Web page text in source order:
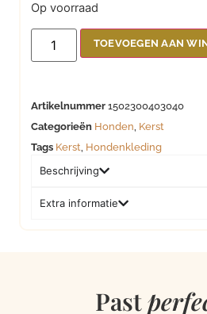
Op voorraad
TOEVOEGEN AAN
Artikelnummer 1502300403040
Categorieën Honden Kerst
Tags Kerst Hondenkleding
Beschrijving
Extra informatie
Past